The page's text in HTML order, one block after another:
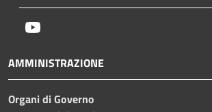
AMMINISTRAZIONE
Organi di Governo